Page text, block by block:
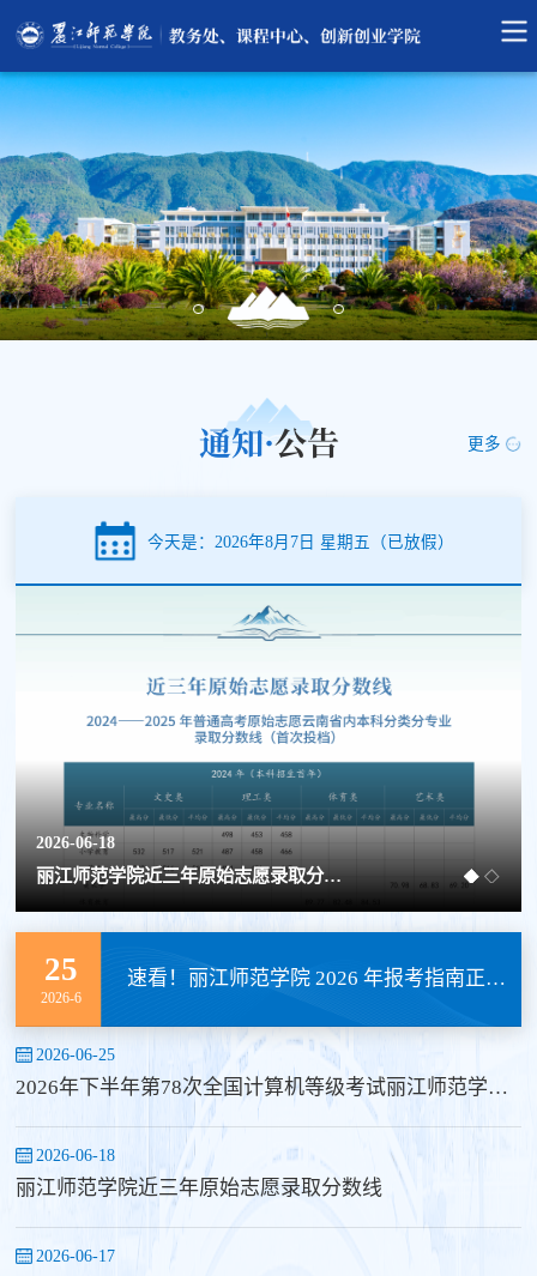
通知·公告 更多
今天是：2026年8月7日 星期五 （已放假）
2026-06-18
丽江师范学院近三年原始志愿录取分数线
25
2026-6
速看！丽江师范学院 2026 年报考指南正式发布
2026-06-25
2026年下半年第78次全国计算机等级考试丽江师范学院考点报名公告
2026-06-18
丽江师范学院近三年原始志愿录取分数线
2026-06-17